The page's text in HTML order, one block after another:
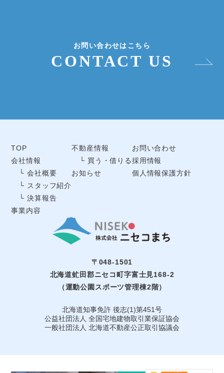
お問い合わせはこちら
CONTACT US
TOP
会社情報
└ 会社概要
└ スタッフ紹介
└ 決算報告
事業内容
不動産情報
└ 買う・借りる
お知らせ
お問い合わせ
採用情報
個人情報保護方針
〒048-1501
北海道虻田郡ニセコ町字富士見168-2
（運動公園スポーツ管理棟2階）
北海道知事免許 後志(1)第451号
公益社団法⼈ 全国宅地建物取引業保証協会
一般社団法人 北海道不動産公正取引協議会